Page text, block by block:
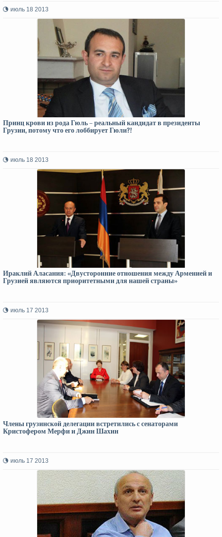
июль 18 2013
Принц крови из рода Гюль – реальный кандидат в президенты
Грузии, потому что его лоббирует Гюли?!
июль 18 2013
Ираклий Аласания: «Двусторонние отношения между Арменией и
Грузией являются приоритетными для нашей страны»
июль 17 2013
Члены грузинской делегации встретились с сенаторами
Кристофером Мерфи и Джин Шахин
июль 17 2013